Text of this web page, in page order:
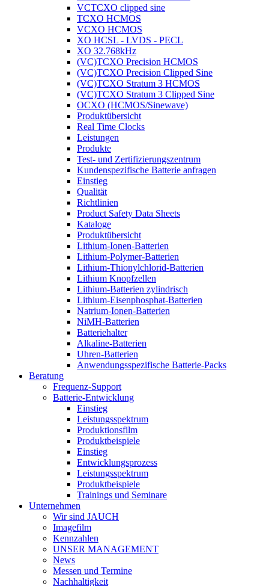
VCTCXO clipped sine
TCXO HCMOS
VCXO HCMOS
XO HCSL - LVDS - PECL
XO 32.768kHz
(VC)TCXO Precision HCMOS
(VC)TCXO Precision Clipped Sine
(VC)TCXO Stratum 3 HCMOS
(VC)TCXO Stratum 3 Clipped Sine
OCXO (HCMOS/Sinewave)
Produktübersicht
Real Time Clocks
Leistungen
Produkte
Test- und Zertifizierungszentrum
Kundenspezifische Batterie anfragen
Einstieg
Qualität
Richtlinien
Product Safety Data Sheets
Kataloge
Produktübersicht
Lithium-Ionen-Batterien
Lithium-Polymer-Batterien
Lithium-Thionylchlorid-Batterien
Lithium Knopfzellen
Lithium-Batterien zylindrisch
Lithium-Eisenphosphat-Batterien
Natrium-Ionen-Batterien
NiMH-Batterien
Batteriehalter
Alkaline-Batterien
Uhren-Batterien
Anwendungsspezifische Batterie-Packs
Beratung
Frequenz-Support
Batterie-Entwicklung
Einstieg
Leistungsspektrum
Produktionsfilm
Produktbeispiele
Einstieg
Entwicklungsprozess
Leistungsspektrum
Produktbeispiele
Trainings und Seminare
Unternehmen
Wir sind JAUCH
Imagefilm
Kennzahlen
UNSER MANAGEMENT
News
Messen und Termine
Nachhaltigkeit